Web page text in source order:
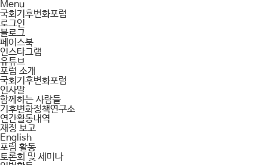
Menu
국회기후변화포럼
로그인
블로그
페이스북
인스타그램
유튜브
포럼 소개
국회기후변화포럼
인사말
함께하는 사람들
기후변화정책연구소
연간활동내역
재정 보고
English
포럼 활동
토론회 및 세미나